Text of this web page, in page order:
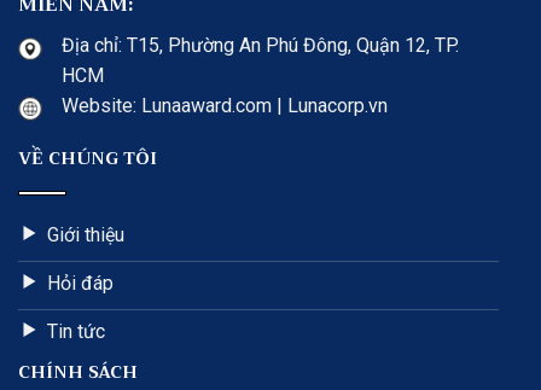
Địa chỉ: T15, Phường An Phú Đông, Quận 12, TP.
HCM
Website: Lunaaward.com | Lunacorp.vn
VỀ CHÚNG TÔI
Giới thiệu
Hỏi đáp
Tin tức
CHÍNH SÁCH